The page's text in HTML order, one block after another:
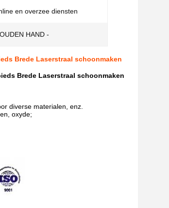
en overzee diensten
HAND -
Brede Laserstraal schoonmaken
Brede Laserstraal schoonmaken
diverse materialen, enz.
oxyde;